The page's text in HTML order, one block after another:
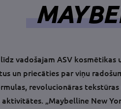
vadošajam ASV
un priecāties par viņu
revolucionāras
„Maybelline New